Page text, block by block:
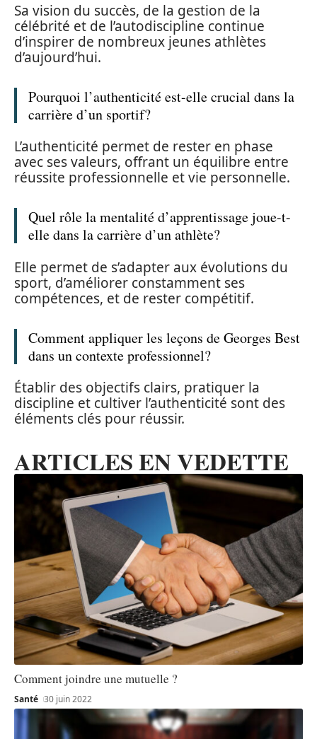
Sa vision du succès, de la gestion de la
célébrité et de l’autodiscipline continue
d’inspirer de nombreux jeunes athlètes
d’aujourd’hui.
Pourquoi l’authenticité est-elle crucial dans la
carrière d’un sportif?
L’authenticité permet de rester en phase
avec ses valeurs, offrant un équilibre entre
réussite professionnelle et vie personnelle.
Quel rôle la mentalité d’apprentissage joue-t-
elle dans la carrière d’un athlète?
Elle permet de s’adapter aux évolutions du
sport, d’améliorer constamment ses
compétences, et de rester compétitif.
Comment appliquer les leçons de Georges Best
dans un contexte professionnel?
Établir des objectifs clairs, pratiquer la
discipline et cultiver l’authenticité sont des
éléments clés pour réussir.
ARTICLES EN VEDETTE
Comment joindre une mutuelle ?
Santé 30 juin 2022